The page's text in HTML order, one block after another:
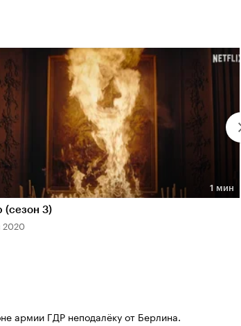
1 мин
1 мин
(сезон 3)
2020
армии ГДР неподалёку от Берлина.